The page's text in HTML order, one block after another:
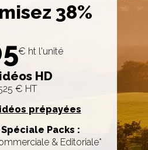
38%
€ ht l'unité
HD
€ HT
prépayées
Packs :
& Editoriale*